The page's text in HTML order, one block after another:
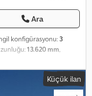
Ara
konfigürasyonu: 3
13.620 mm,
alanı yüksekliği:
hava, lastik boyutu:
, Üretim yılı:2021,
12642 (kod XL)
Küçük ilan